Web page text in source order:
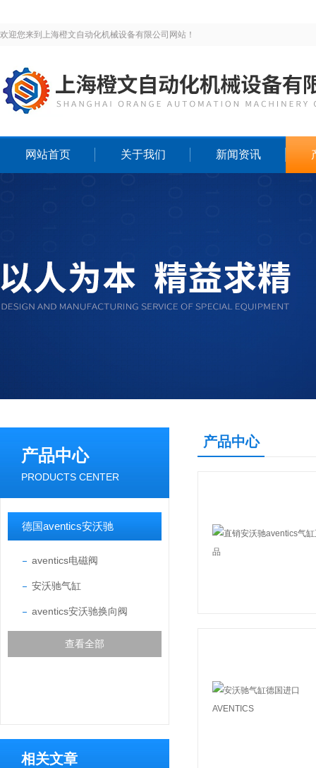
欢迎您来到上海橙文自动化机械设备有限公司网站！
网站首页 关于我们 新闻资讯
产品中心
PRODUCTS CENTER
德国aventics安沃驰
aventics电磁阀
安沃驰气缸
aventics安沃驰换向阀
查看全部
相关文章
产品中心